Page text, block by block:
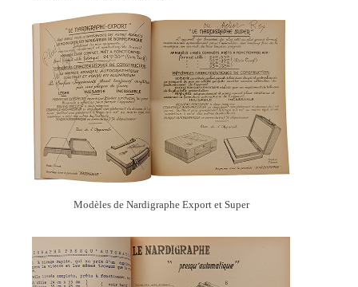
Modèles de Nardigraphe Export et Super